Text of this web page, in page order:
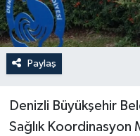
Paylaş
Denizli Büyükşehir
Sağlık Koordinasyon